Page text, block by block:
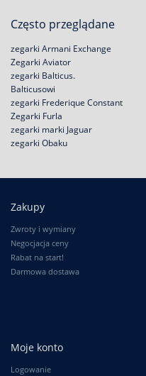
Często przeglądane
zegarki Armani Exchange
Zegarki Aviator
zegarki Balticus.
Balticusowi
zegarki Frederique Constant
Zegarki Furla
zegarki marki Jaguar
zegarki Obaku
Zakupy
Zwroty i wymiany
Negocjacja ceny
Rabat na start!
Darmowa dostawa
Moje konto
Logowanie